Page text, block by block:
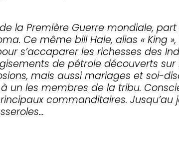
la Première Guerre mondiale, part
Ce même bill Hale, alias « King »,
s’accaparer les richesses des
de pétrole découverts sur
mais aussi mariages et soi-
un les membres de la tribu.
commanditaires. Jusqu’au